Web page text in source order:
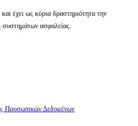
έχει ως κύρια δραστηριότητα την
ασφαλείας.
Προσωπικών Δεδομένων